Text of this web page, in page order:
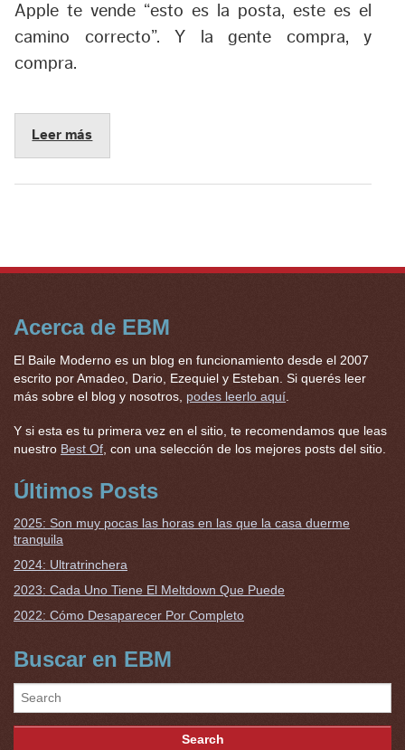
Apple te vende “esto es la posta, este es el
camino correcto”. Y la gente compra, y
compra.
Leer más
Acerca de EBM
El Baile Moderno es un blog en funcionamiento desde el 2007
escrito por Amadeo, Dario, Ezequiel y Esteban. Si querés leer
más sobre el blog y nosotros, podes leerlo aquí
Y si esta es tu primera vez en el sitio, te recomendamos que leas
nuestro Best Of , con una selección de los mejores posts del sitio.
Últimos Posts
2025: Son muy pocas las horas en las que la casa duerme
tranquila
2024: Ultratrinchera
2023: Cada Uno Tiene El Meltdown Que Puede
2022: Cómo Desaparecer Por Completo
Buscar en EBM